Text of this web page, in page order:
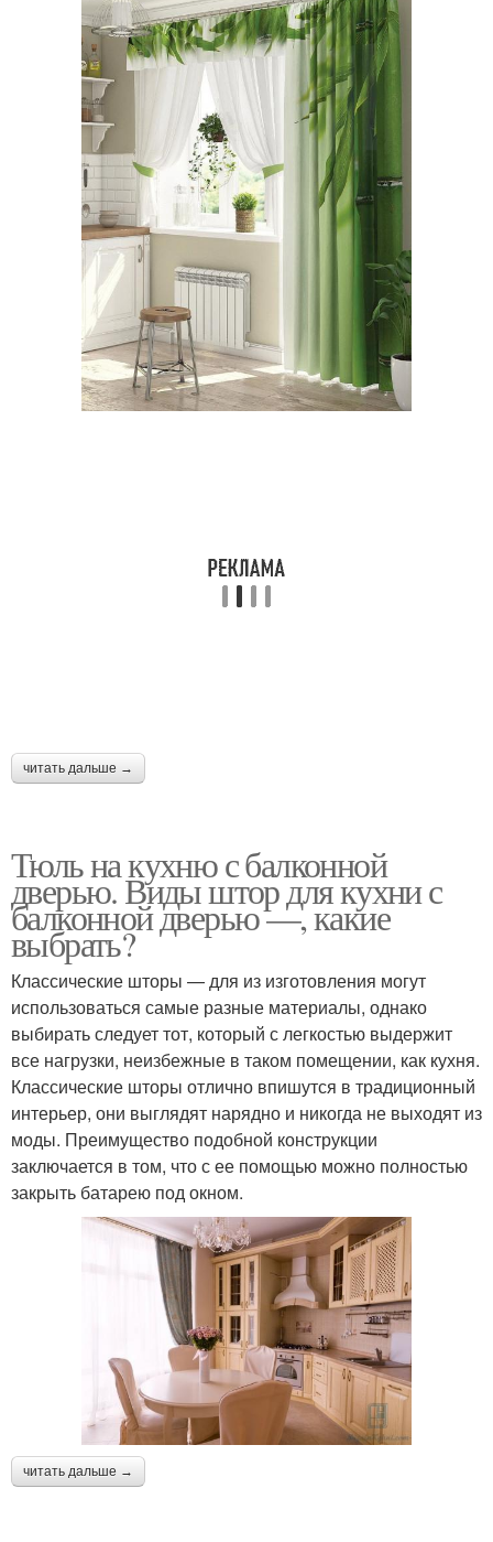
Модные шторы Шторы для кухонь
Современные шторы
читать дальше →
Тюль на кухню с балконной
дверью. Виды штор для кухни с
балконной дверью —, какие
выбрать?
Классические шторы — для из изготовления могут
использоваться самые разные материалы, однако
выбирать следует тот, который с легкостью выдержит
все нагрузки, неизбежные в таком помещении, как кухня.
Классические шторы отлично впишутся в традиционный
интерьер, они выглядят нарядно и никогда не выходят из
моды. Преимущество подобной конструкции
заключается в том, что с ее помощью можно полностью
закрыть батарею под окном.
читать дальше →